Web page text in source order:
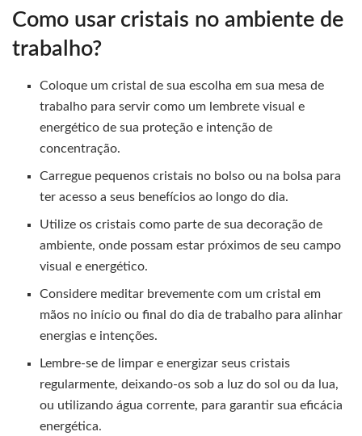
Como usar cristais no ambiente de
trabalho?
Coloque um cristal de sua escolha em sua mesa de
trabalho para servir como um lembrete visual e
energético de sua proteção e intenção de
concentração.
Carregue pequenos cristais no bolso ou na bolsa para
ter acesso a seus benefícios ao longo do dia.
Utilize os cristais como parte de sua decoração de
ambiente, onde possam estar próximos de seu campo
visual e energético.
Considere meditar brevemente com um cristal em
mãos no início ou final do dia de trabalho para alinhar
energias e intenções.
Lembre-se de limpar e energizar seus cristais
regularmente, deixando-os sob a luz do sol ou da lua,
ou utilizando água corrente, para garantir sua eficácia
energética.